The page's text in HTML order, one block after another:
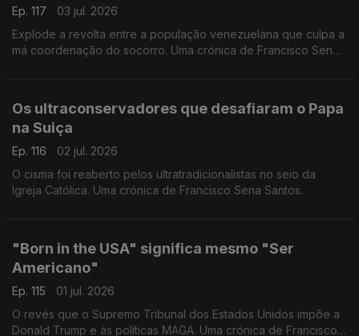
Ep. 117
03 jul. 2026
Explode a revolta entre a população venezuelana que culpa a
má coordenação do socorro. Uma crónica de Francisco Sena
Os ultraconservadores que desafiaram o Papa
na Suiça
Ep. 116
02 jul. 2026
O cisma foi reaberto pelos ultratradicionalistas no seio da
Igreja Católica. Uma crónica de Francisco Sena Santos.
"Born in the USA" significa mesmo "Ser
Americano"
Ep. 115
01 jul. 2026
O revés que o Supremo Tribunal dos Estados Unidos impõe a
Donald Trump e às políticas MAGA. Uma crónica de Francisco